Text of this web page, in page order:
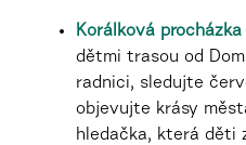
Korálková
dětmi trasou od
radnici, sledujte
objevujte krásy
hledačka, která děti